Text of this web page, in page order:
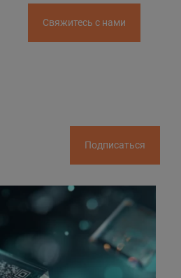
Свяжитесь с нами
Подписаться